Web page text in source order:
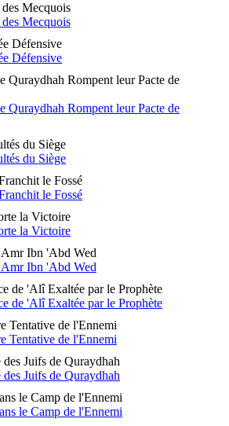
Mecquois
Mecquois
Défensive
Défensive
Quraydhah Rompent leur Pacte de
Quraydhah Rompent leur Pacte de
du Siège
du Siège
le Fossé
le Fossé
la Victoire
la Victoire
Ibn 'Abd Wed
Ibn 'Abd Wed
de 'Alî Exaltée par le Prophète
de 'Alî Exaltée par le Prophète
Tentative de l'Ennemi
Tentative de l'Ennemi
Juifs de Quraydhah
Juifs de Quraydhah
le Camp de l'Ennemi
le Camp de l'Ennemi